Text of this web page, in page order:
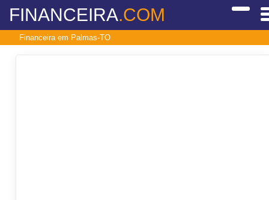
FINANCEIRA.COM
Financeira em Palmas-TO